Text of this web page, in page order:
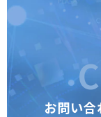
お問い